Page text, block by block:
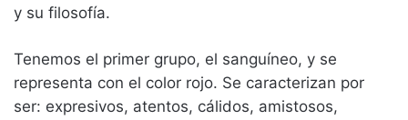
y su filosofía.
Tenemos el primer grupo, el sanguíneo, y se
representa con el color rojo. Se caracterizan por
ser: expresivos, atentos, cálidos, amistosos,